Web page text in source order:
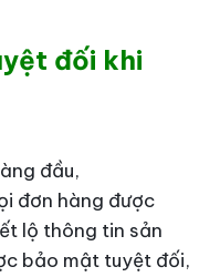
đối khi
đầu,
đơn hàng được
lộ thông tin sản
bảo mật tuyệt đối,